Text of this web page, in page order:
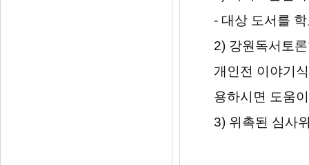
- 대상 도서를
2) 강원독서토
개인전 이야기
용하시면 도움
3) 위촉된 심사